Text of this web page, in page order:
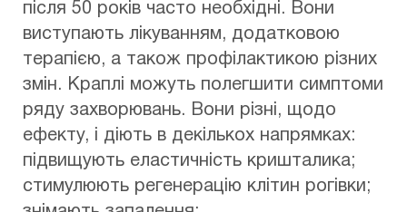
після 50 років часто необхідні. Вони
виступають лікуванням, додатковою
терапією, а також профілактикою різних
змін. Краплі можуть полегшити симптоми
ряду захворювань. Вони різні, щодо
ефекту, і діють в декількох напрямках:
підвищують еластичність кришталика;
стимулюють регенерацію клітин рогівки;